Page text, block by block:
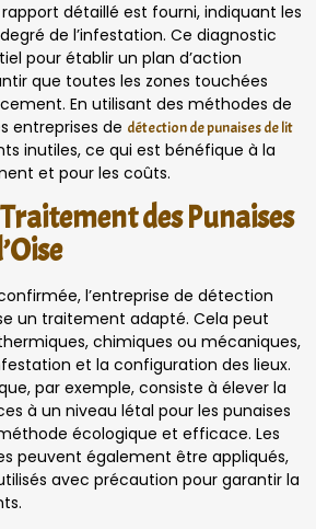
rapport détaillé est fourni, indiquant les
de l’infestation. Ce diagnostic
pour établir un plan d’action
que toutes les zones touchées
En utilisant des méthodes de
entreprises de détection de punaises de lit
inutiles, ce qui est bénéfique à la
et pour les coûts.
des Punaises
l’entreprise de détection
un traitement adapté. Cela peut
chimiques ou mécaniques,
et la configuration des lieux.
par exemple, consiste à élever la
à un niveau létal pour les punaises
écologique et efficace. Les
peuvent également être appliqués,
avec précaution pour garantir la